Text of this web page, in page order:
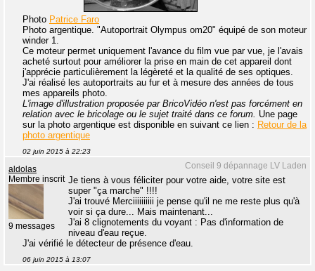
Photo Patrice Faro
Photo argentique. "Autoportrait Olympus om20" équipé de son moteur
winder 1.
Ce moteur permet uniquement l'avance du film vue par vue, je l'avais
acheté surtout pour améliorer la prise en main de cet appareil dont
j'apprécie particulièrement la légèreté et la qualité de ses optiques.
J'ai réalisé les autoportraits au fur et à mesure des années de tous
mes appareils photo.
L'image d'illustration proposée par BricoVidéo n'est pas forcément en
relation avec le bricolage ou le sujet traité dans ce forum. Une page
sur la photo argentique est disponible en suivant ce lien : Retour de la
photo argentique
02 juin 2015 à 22:23
Conseil 9 dépannage LV Laden
aldolas
Membre inscrit
9 messages
Je tiens à vous féliciter pour votre aide, votre site est
super "ça marche" !!!!
J'ai trouvé Merciiiiiiiiii je pense qu'il ne me reste plus qu'à
voir si ça dure... Mais maintenant...
J'ai 8 clignotements du voyant : Pas d'information de
niveau d'eau reçue.
J'ai vérifié le détecteur de présence d'eau.
06 juin 2015 à 13:07